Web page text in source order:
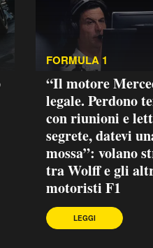
FORMULA 1
“Il motore
legale. Perdono
con riunioni e
segrete, datevi
mossa”: volano
tra Wolff e gli
motoristi F1
LEGGI